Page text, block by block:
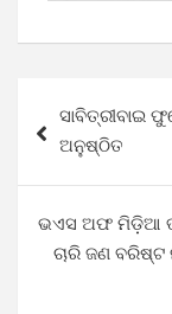
navigation
ସାବିତ୍ରୀବାଇ
ଅନୁଷ୍ଠିତ
ଭଏସ ଅଫ ମିଡ଼ିଆ
ଚାରି ଜଣ ବରିଷ୍ଟ